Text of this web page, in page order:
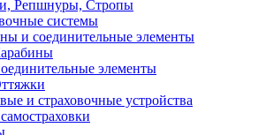
Репшнуры, Стропы
системы
и соединительные элементы
элементы
и страховочные устройства